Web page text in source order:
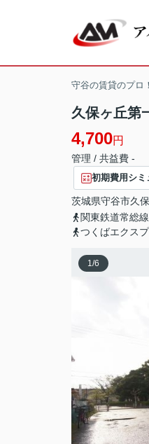
守谷の賃貸のプロ
久保ヶ丘第
4,700円
管理 / 共益費 -
初期費用シミ
茨城県守谷市久
関東鉄道常総
つくばエクス
1/6